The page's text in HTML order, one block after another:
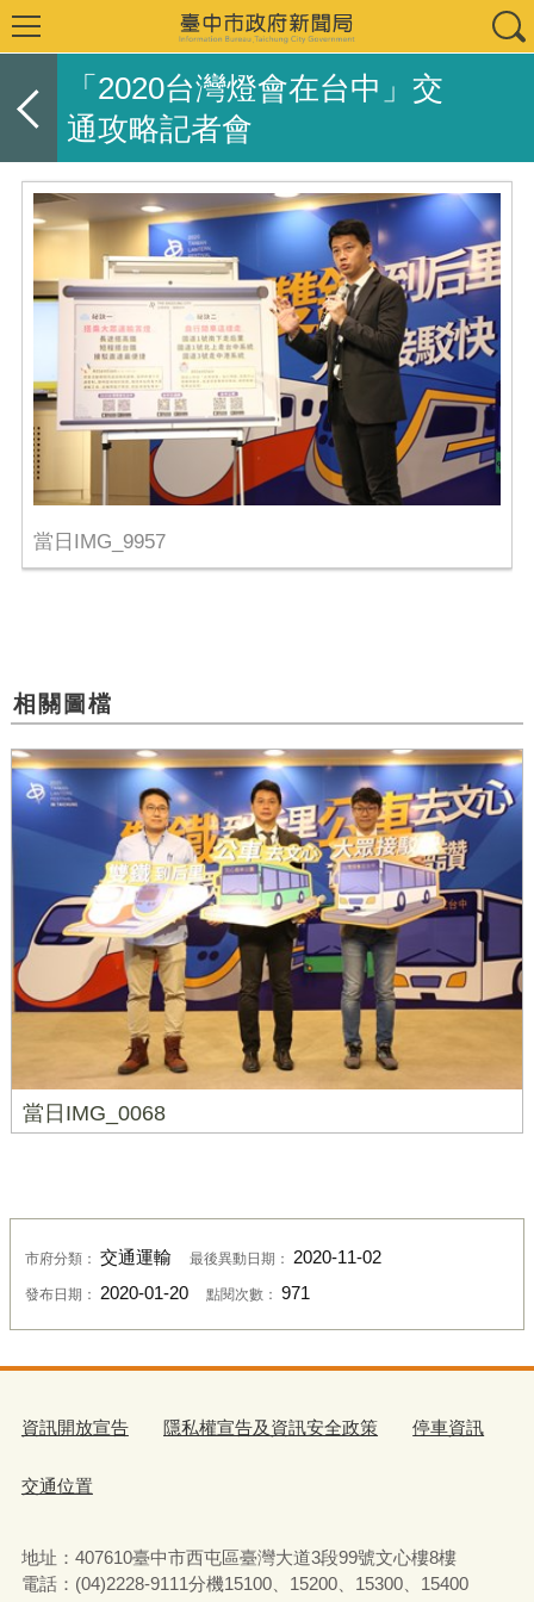
「2020台灣燈會在台中」交
通攻略記者會
當日IMG_9957
相關圖檔
當日IMG_0068
市府分類： 交通運輸 最後異動日期： 2020-11-02
發布日期： 2020-01-20 點閱次數： 971
資訊開放宣告 隱私權宣告及資訊安全政策 停車資訊
交通位置
地址：407610臺中市西屯區臺灣大道3段99號文心樓8樓
電話：(04)2228-9111分機15100、15200、15300、15400